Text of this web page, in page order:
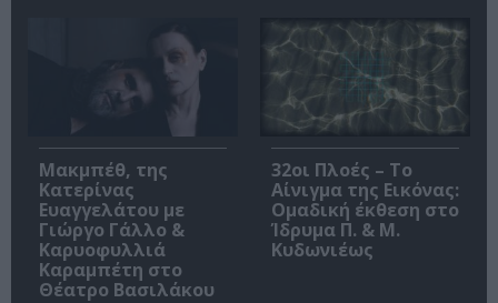
Μακμπέθ, της
Κατερίνας
Ευαγγελάτου με
Γιώργο Γάλλο &
Καρυοφυλλιά
Καραμπέτη στο
Θέατρο Βασιλάκου
32οι Πλοές – Το
Αίνιγμα της Εικόνας:
Ομαδική έκθεση στο
Ίδρυμα Π. & Μ.
Κυδωνιέως